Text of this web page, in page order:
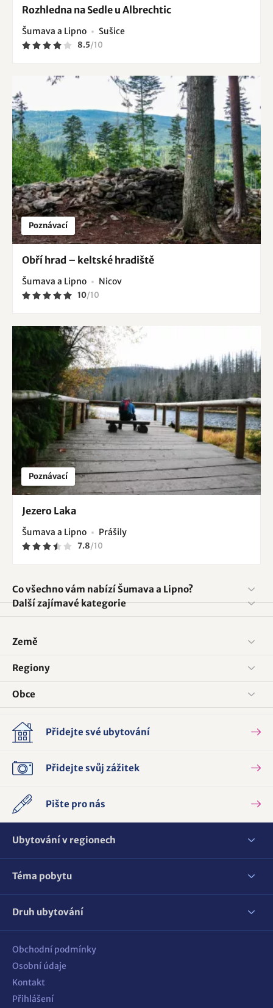
Rozhledna na Sedle u Albrechtic
Šumava a Lipno Sušice
8.5/10
Poznávací
Obří hrad – keltské hradiště
Šumava a Lipno Nicov
10/10
Poznávací
Jezero Laka
Šumava a Lipno Prášily
7.8/10
Co všechno vám nabízí Šumava a Lipno?
Další zajímavé kategorie
Země
Regiony
Obce
Přidejte své ubytování
Přidejte svůj zážitek
Pište pro nás
Ubytování v regionech
Téma pobytu
Druh ubytování
Obchodní podmínky
Osobní údaje
Kontakt
Přihlášení